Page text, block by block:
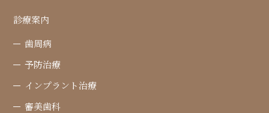
診療案内
歯周病
予防治療
インプラント治療
審美歯科